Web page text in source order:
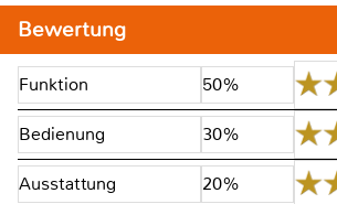
Bewertung
Funktion 50%
Bedienung 30%
Ausstattung 20%